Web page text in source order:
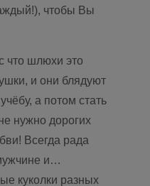
чтобы Вы
что шлюхи это
и они блядуют
а потом стать
нужно дорогих
Всегда рада
и…
куколки разных